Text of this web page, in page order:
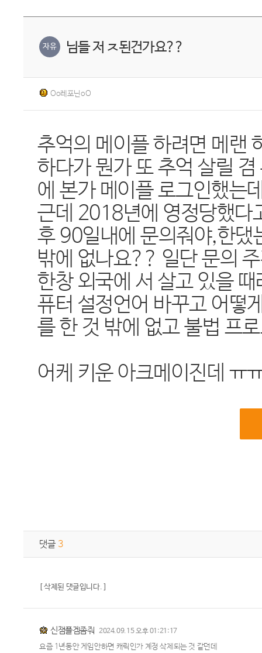
자유 님들 저 ㅈ된건가요??
Oo레포닌oO
추억의 메이플 하려면 메랜
하다가 뭔가 또 추억 살릴
에 본가 메이플 로그인했는
근데 2018년에 영정당했다
후 90일내에 문의줘야,한댔
밖에 없나요?? 일단 문의
한창 외국에 서 살고 있을
퓨터 설정언어 바꾸고 어떻
를 한 것 밖에 없고 불법 프
어케 키운 아크메이진데 ㅠ
댓글 3
[ 삭제된 댓글입니다. ]
신잼플겜좀줘 2024.09.15 오후 01:21:17
요즘 1년동안 게임안하면 캐릭인가 계정 삭제되는 것 같던데